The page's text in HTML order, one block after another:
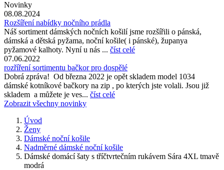
Novinky
08.08.2024
Rozšíření nabídky nočního prádla
Náš sortiment dámských nočních košilí jsme rozšířili o pánská,
dámská a dětská pyžama, noční košile( i pánské), županya
pyžamové kalhoty. Nyní u nás ... číst celé
07.06.2022
rozříření sortimentu bačkor pro dospělé
Dobrá zpráva! Od března 2022 je opět skladem model 1034
dámské kotníkové bačkory na zip , po kterých jste volali. Jsou již
skladem a můžete je ves... číst celé
Zobrazit všechny novinky
Úvod
Ženy
Dámské noční košile
Nadměrné dámské noční košile
Dámské domácí šaty s tříčtvrtečním rukávem Sára 4XL tmavě
modrá